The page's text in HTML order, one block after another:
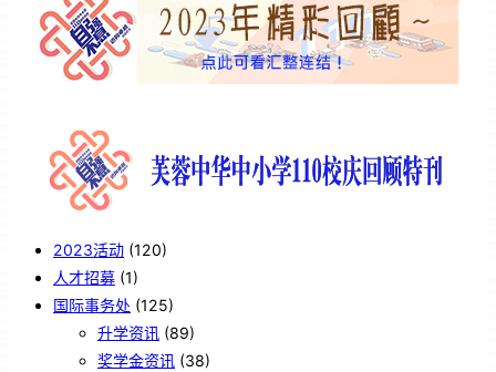
2023活动 (120)
人才招募 (1)
国际事务处 (125)
升学资讯 (89)
奖学金资讯 (38)